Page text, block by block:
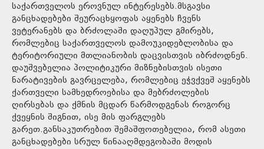
საქართველოს ეროვნულ ინტერესებს.მსგავსი
განცხადებები შეურაცხყოფას აყენებს ჩვენს
ვეტერანებს და ბრძოლაში დაღუპულ გმირებს,
რომლებიც საქართველოს დამოუკიდებლობისა და
ტერიტორიული მთლიანობის დაცვისთვის იბრძოდნენ.
დაუშვებელია პოლიტიკური მიზნებისთვის ისეთი
ნარატივების გავრცელება, რომლებიც ეჭვქვეშ აყენებს
ქართველი სამხედროებისა და მებრძოლების
ღირსებას და ქმნის მცდარ წარმოდგენას როგორც
ქვეყნის შიგნით, ისე მის ფარგლებს
გარეთ.განსაკუთრებით შემაშფოთებელია, რომ ასეთი
განცხადებები სრულ წინააღმდეგობაში მოდის